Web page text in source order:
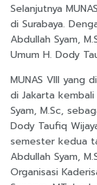
Selanjutnya
di Surabaya.
Abdullah Syam,
Umum H. Dody
MUNAS VIII yang
di Jakarta
Syam, M.Sc,
Dody Taufiq
semester kedua
Abdullah Syam,
Organisasi